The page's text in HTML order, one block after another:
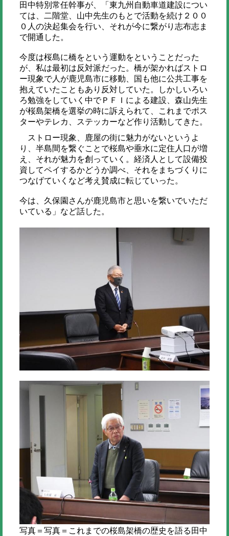
田中特別常任幹事が、「東九州自動車道建設につい
ては、二階堂、山中先生のもとで活動を続け２００
０人の決起集会を行い、それが今に繋がり志布志ま
で開通した。
今度は桜島に橋をという運動をということだった
が、私は最初は反対派だった。橋が架かればストロ
ー現象で人が鹿児島市に移動、国も他に公共工事を
抱えていたこともあり反対していた。しかしいろい
ろ勉強をしていく中でＰＦＩによる建設、森山先生
が桜島架橋を選挙の時に訴えられて、これまでポス
ターやテレカ、ステッカーなど作り活動してきた。
ストロー現象、鹿屋の街に魅力がないというよ
り、半島間を繋ぐことで桜島や垂水に定住人口が増
え、それが魅力を創っていく。経済人として設備投
資してペイするかどうか調べ、それをまちづくりに
つなげていくなど考え賛成に転じていった。
今は、久保園さんが鹿児島市と思いを繋いでいただ
いている」など話した。
写真＝写真＝これまでの桜島架橋の歴史を語る田中